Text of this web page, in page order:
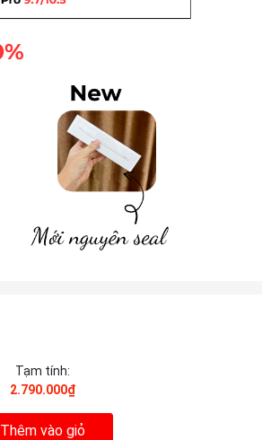
Tạm tính:
2.790.000₫
Thêm vào giỏ